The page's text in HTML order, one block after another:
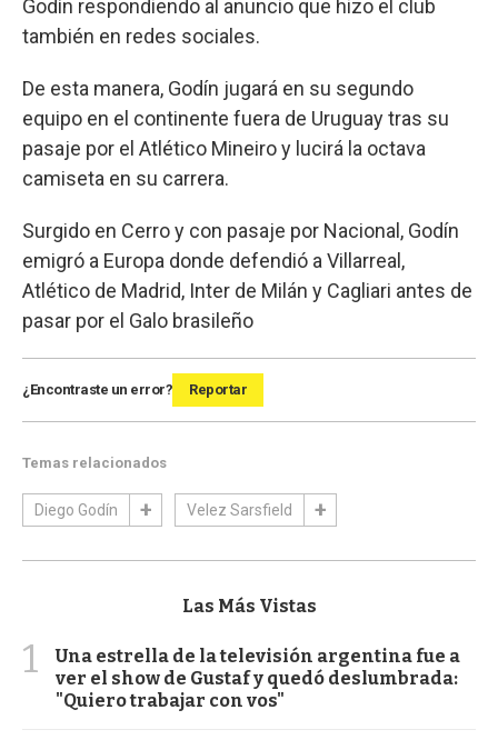
Godín respondiendo al anuncio que hizo el club
también en redes sociales.
De esta manera, Godín jugará en su segundo
equipo en el continente fuera de Uruguay tras su
pasaje por el Atlético Mineiro y lucirá la octava
camiseta en su carrera.
Surgido en Cerro y con pasaje por Nacional, Godín
emigró a Europa donde defendió a Villarreal,
Atlético de Madrid, Inter de Milán y Cagliari antes de
pasar por el Galo brasileño
¿Encontraste un error? Reportar
Temas relacionados
Diego Godín Velez Sarsfield
Las Más Vistas
1
Una estrella de la televisión argentina fue a
ver el show de Gustaf y quedó deslumbrada:
"Quiero trabajar con vos"